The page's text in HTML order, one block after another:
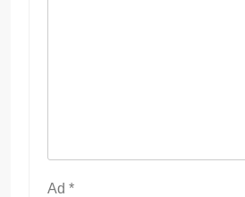
Ad *